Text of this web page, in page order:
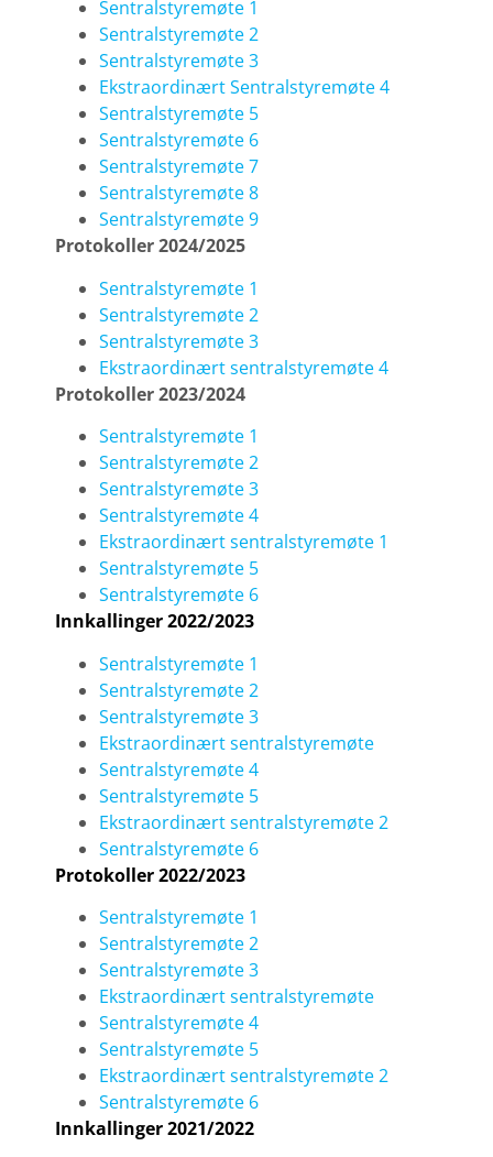
Sentralstyremøte 1
Sentralstyremøte 2
Sentralstyremøte 3
Ekstraordinært Sentralstyremøte 4
Sentralstyremøte 5
Sentralstyremøte 6
Sentralstyremøte 7
Sentralstyremøte 8
Sentralstyremøte 9
Protokoller 2024/2025
Sentralstyremøte 1
Sentralstyremøte 2
Sentralstyremøte 3
Ekstraordinært sentralstyremøte 4
Protokoller 2023/2024
Sentralstyremøte 1
Sentralstyremøte 2
Sentralstyremøte 3
Sentralstyremøte 4
Ekstraordinært sentralstyremøte 1
Sentralstyremøte 5
Sentralstyremøte 6
Innkallinger 2022/2023
Sentralstyremøte 1
Sentralstyremøte 2
Sentralstyremøte 3
Ekstraordinært sentralstyremøte
Sentralstyremøte 4
Sentralstyremøte 5
Ekstraordinært sentralstyremøte 2
Sentralstyremøte 6
Protokoller 2022/2023
Sentralstyremøte 1
Sentralstyremøte 2
Sentralstyremøte 3
Ekstraordinært sentralstyremøte
Sentralstyremøte 4
Sentralstyremøte 5
Ekstraordinært sentralstyremøte 2
Sentralstyremøte 6
Innkallinger 2021/2022